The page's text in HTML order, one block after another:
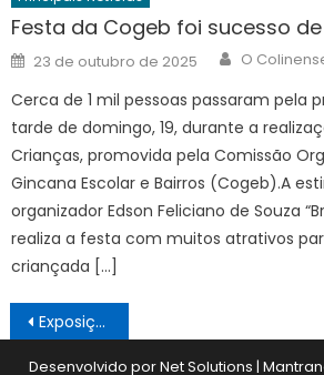
Festa da Cogeb foi sucesso
Posted
on
23 de outubro de 2025 Author
O
Cerca de 1 mil pessoas passaram pela
tarde de domingo, 19, durante a
Crianças, promovida pela Comissão
Gincana Escolar e Bairros (Cogeb).A
organizador Edson Feliciano de Souza
realiza a festa com muitos atrativos
criançada […]
Navegação
de
Exposição retrata as “Memórias de Ferrovias”
Desenvolvido por Net Solutions |